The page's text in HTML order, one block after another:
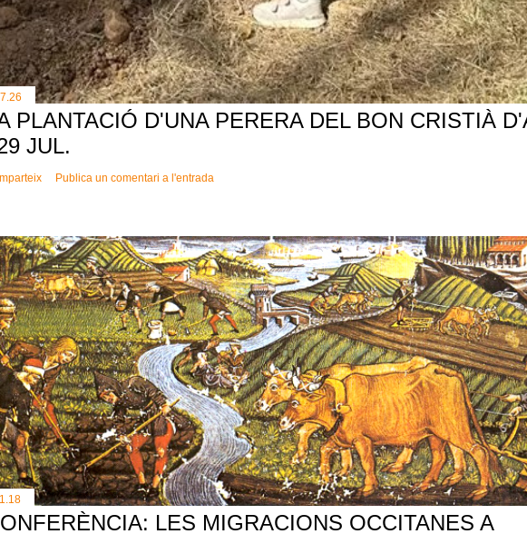
PLANTACIÓ D'UNA PERERA DEL BON CRISTIÀ
JUL.
Publica un comentari a l'entrada
LES MIGRACIONS OCCITANES A